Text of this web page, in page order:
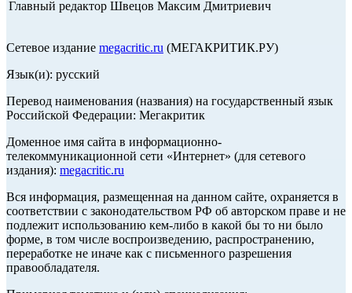
Главный редактор Швецов Максим Дмитриевич
Сетевое издание megacritic.ru (МЕГАКРИТИК.РУ)
Язык(и): русский
Перевод наименования (названия) на государственный язык
Российской Федерации: Мегакритик
Доменное имя сайта в информационно-
телекоммуникационной сети «Интернет» (для сетевого
издания): megacritic.ru
Вся информация, размещенная на данном сайте, охраняется в
соответствии с законодательством РФ об авторском праве и не
подлежит использованию кем-либо в какой бы то ни было
форме, в том числе воспроизведению, распространению,
переработке не иначе как с письменного разрешения
правообладателя.